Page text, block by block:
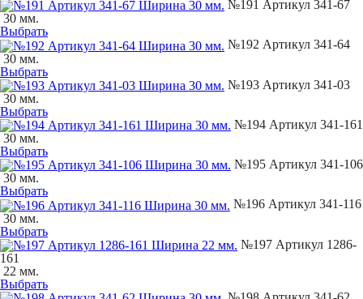
№191 Артикул 341-67
30 мм.
Выбрать
№192 Артикул 341-64
30 мм.
Выбрать
№193 Артикул 341-03
30 мм.
Выбрать
№194 Артикул 341-161
30 мм.
Выбрать
№195 Артикул 341-106
30 мм.
Выбрать
№196 Артикул 341-116
30 мм.
Выбрать
№197 Артикул 1286-
161
22 мм.
Выбрать